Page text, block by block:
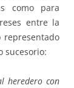
como para
entre la
representado
sucesorio:
heredero con